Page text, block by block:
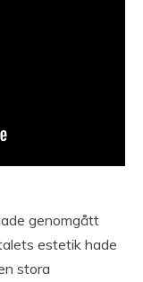
genomgått
estetik hade
stora